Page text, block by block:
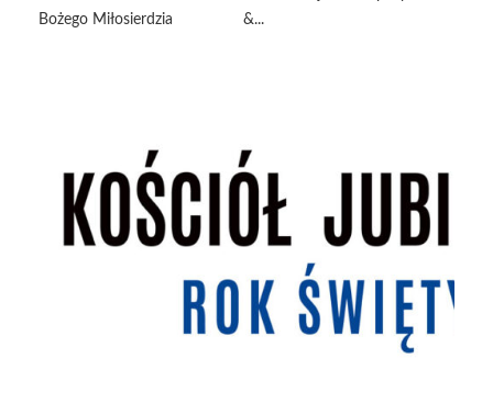
Bożego Miłosierdzia &...